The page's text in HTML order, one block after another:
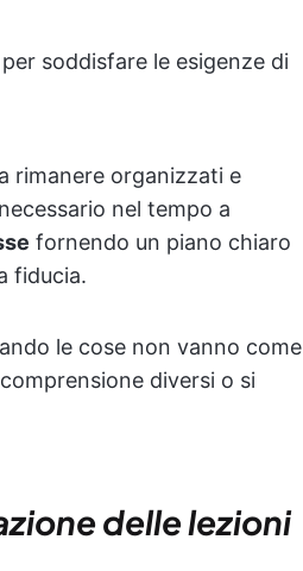
soddisfare le esigenze di
rimanere organizzati e
nel tempo a
fornendo un piano chiaro
fiducia.
le cose non vanno come
diversi o si
delle lezioni